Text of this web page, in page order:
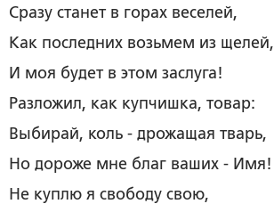
Сразу станет в горах веселей,
Как последних возьмем из щелей,
И моя будет в этом заслуга!
Разложил, как купчишка, товар:
Выбирай, коль - дрожащая тварь,
Но дороже мне благ ваших ­-­ Имя!
Не куплю я свободу свою,